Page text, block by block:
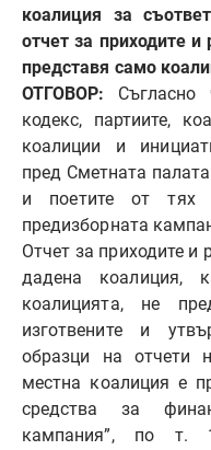
коалиция за
отчет за приходите
представя само
ОТГОВОР:
кодекс, партиите,
коалиции и
пред Сметната
и поетите от тях
предизборната
Отчет за приходите и
дадена коалиция,
коалицията, не
изготвените и
образци на отчети
местна коалиция е
средства за
кампания”, по т.